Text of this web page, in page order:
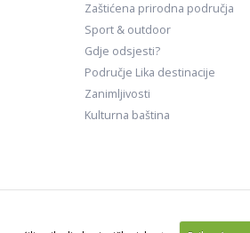
Zaštićena prirodna područja
Sport & outdoor
Gdje odsjesti?
Područje Lika destinacije
Zanimljivosti
Kulturna baština